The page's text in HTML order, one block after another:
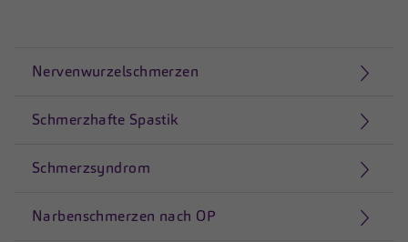
Nervenwurzelschmerzen
Schmerzhafte Spastik
Schmerzsyndrom
Narbenschmerzen nach OP
Besucher die Website nutzt.